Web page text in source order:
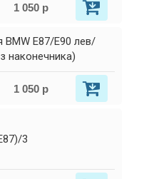
1 050 р
BMW E87/E90 лев/
наконечника)
1 050 р
3